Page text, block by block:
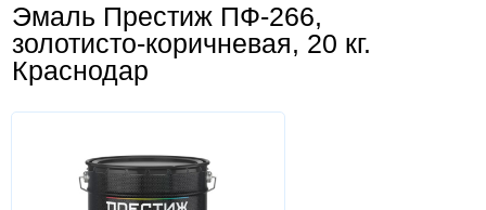
Эмаль Престиж ПФ-266,
золотисто-коричневая, 20 кг.
Краснодар